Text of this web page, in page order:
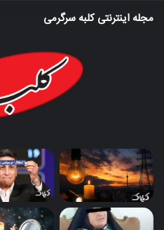
مجله اینترنتی کلبه سرگرمی